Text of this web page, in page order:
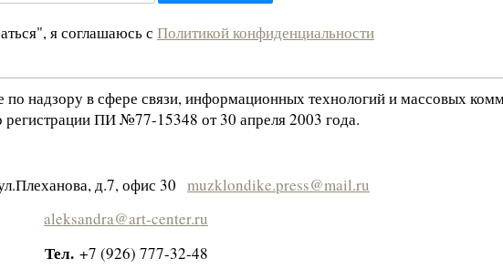
я соглашаюсь с Политикой конфиденциальности
по надзору в сфере связи, информационных технологий и массовых
регистрации ПИ №77-15348 от 30 апреля 2003 года.
д.7, офис 30 muzklondike.press@mail.ru
aleksandra@art-center.ru
Тел. +7 (926) 777-32-48